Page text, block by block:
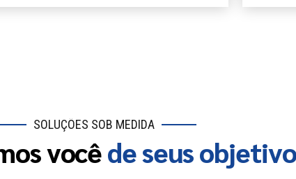
SOLUÇÕES SOB MEDIDA
vocêde seus